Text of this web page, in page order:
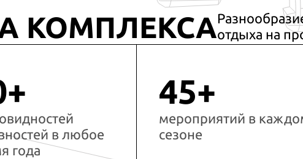
КОМПЛЕКСАотдыха на
в любое
года
45+
мероприятий в
сезоне